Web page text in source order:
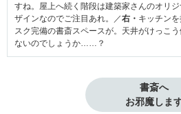
すね。屋上へ続く階段は建築家さんのオリ
ザインなのでご注目あれ。／右・ キッチン
スク完備の書斎スペースが。天井がけっこ
ないのでしょうか……？
書斎へ
お邪魔しま